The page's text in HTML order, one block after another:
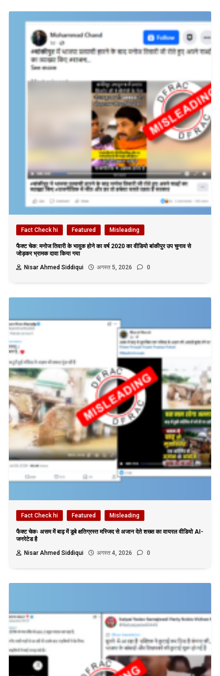
Fact Check hi Featured Misleading
फैक्ट चेक: मनोज तिवारी के भावुक होने का वर्ष 2020 का वीडियो बांकीपुर उप चुनाव से
जोड़कर भ्रामक दावा किया गया
Nisar Ahmed Siddiqui
अगस्त 5, 2026 0
Fact Check hi Featured Misleading
फैक्ट चेकः असम में बाढ़ में डूबे क्षतिग्रस्त मस्जिद से अजान देते शख्स का वायरल वीडियो AI-
जनरेटेड है
Nisar Ahmed Siddiqui
अगस्त 4, 2026 0